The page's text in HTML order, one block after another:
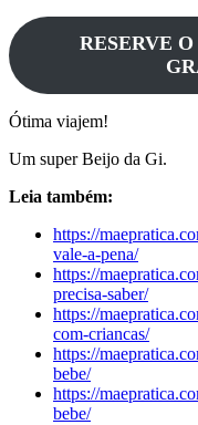
RESERVE
Ótima viajem!
Um super Beijo da Gi.
Leia também:
https://
vale-a-pena/
https://
precisa-saber/
https://
com-criancas/
https://
bebe/
https://
bebe/